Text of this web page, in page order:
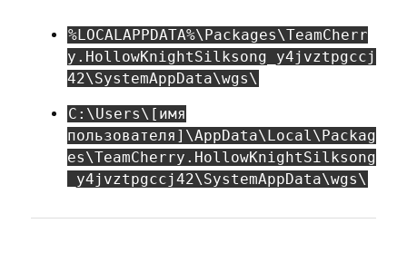
%LOCALAPPDATA%\Packages\TeamCherr
y.HollowKnightSilksong_y4jvztpgccj
42\SystemAppData\wgs\
C:\Users\[имя
пользователя]\AppData\Local\Packag
es\TeamCherry.HollowKnightSilksong
_y4jvztpgccj42\SystemAppData\wgs\